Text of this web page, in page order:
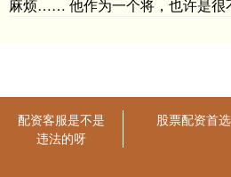
麻烦…… 他作为一个将，也许是很
配资客服是不是
违法的呀
股票配资首选